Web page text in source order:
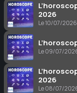
2026
Le 10/07/
Le 09/07/
2026
Le 08/07/